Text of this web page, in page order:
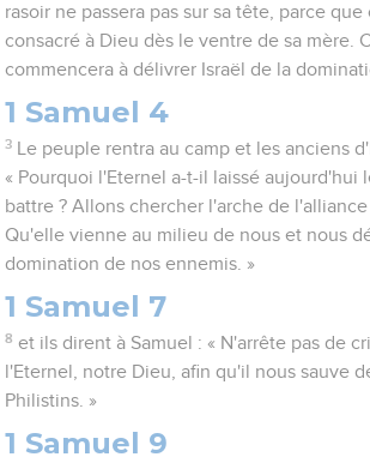
rasoir ne passera pas sur sa tête, parce
consacré à Dieu dès le ventre de sa mère.
commencera à délivrer Israël de la
1 Samuel 4
3
Le peuple rentra au camp et les anciens
« Pourquoi l'Eternel a-t-il laissé aujourd'hui
battre ? Allons chercher l'arche de l'alliance
Qu'elle vienne au milieu de nous et nous
domination de nos ennemis. »
1 Samuel 7
8 et ils dirent à Samuel : « N'arrête pas de
l'Eternel, notre Dieu, afin qu'il nous sauve
Philistins. »
1 Samuel 9